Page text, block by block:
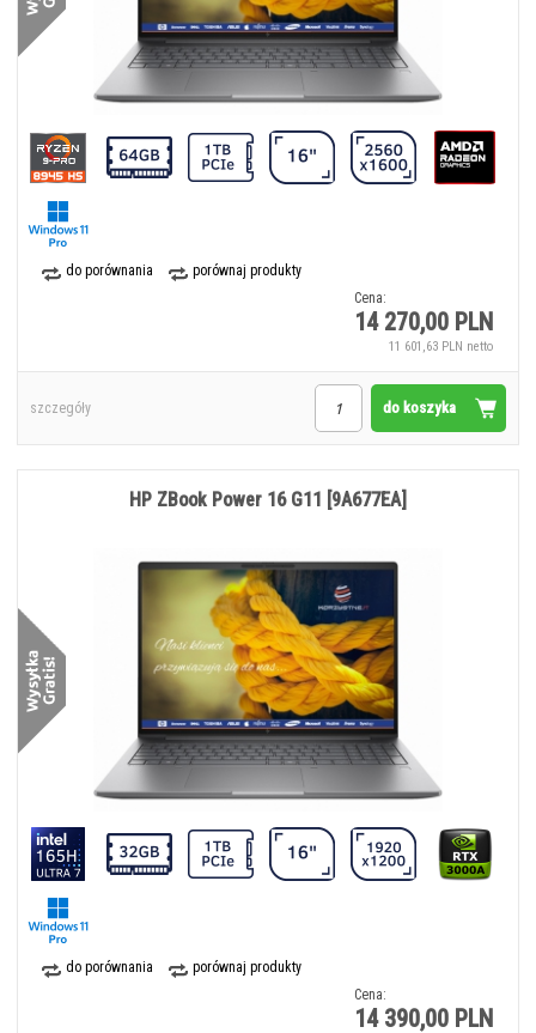
do porównania
porównaj produkty
Cena:
14 270,00 PLN
11 601,63 PLN netto
do koszyka
szczegóły
do porównania
porównaj produkty
Cena:
14 390,00 PLN
HP ZBook Power 16 G11 [9A677EA]